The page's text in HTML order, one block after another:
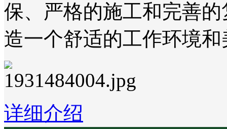
保、严格的施工和完善
造一个舒适的工作环境
详细介绍